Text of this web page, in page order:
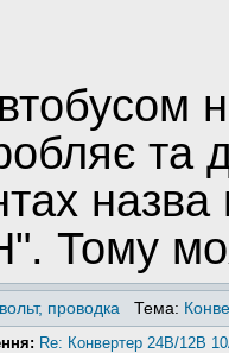
та
назва
Тому
проводка Тема:
Re: Конвертер 24В/12В